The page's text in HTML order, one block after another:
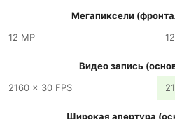
Мегапиксели
12 MP
Видео запись
2160 x 30 FPS
Широкая апертура